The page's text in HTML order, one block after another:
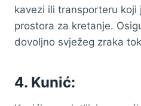
kavezi ili transporteru koji
prostora za kretanje.
dovoljno svježeg zraka
4. Kunić: